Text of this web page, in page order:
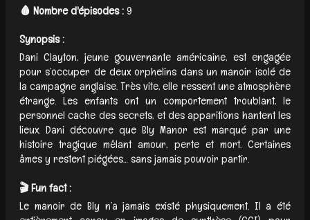
🩸 Nombre d'épisodes :9
Synopsis :
Dani Clayton, jeune gouvernante américaine, est engagée
pour s’occuper de deux orphelins dans un manoir isolé de
la campagne anglaise. Très vite, elle ressent une atmosphère
étrange. Les enfants ont un comportement troublant, le
personnel cache des secrets, et des apparitions hantent les
lieux. Dani découvre que Bly Manor est marqué par une
histoire tragique mêlant amour, perte et mort. Certaines
âmes y restent piégées… sans jamais pouvoir partir.
🎬 Fun fact :
Le manoir de Bly n’a jamais existé physiquement. Il a été